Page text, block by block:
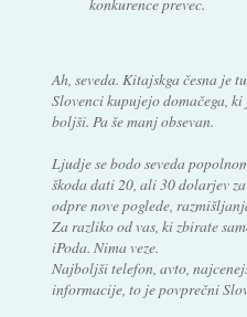
Ah, seveda. Kitajskga česna je
Slovenci kupujejo domačega,
boljši. Pa še manj obsevan.
Ljudje se bodo seveda
škoda dati 20, ali 30 dolarjev
odpre nove poglede,
Za razliko od vas, ki zbirate
iPoda. Nima veze.
Najboljši telefon, avto,
informacije, to je povprečni